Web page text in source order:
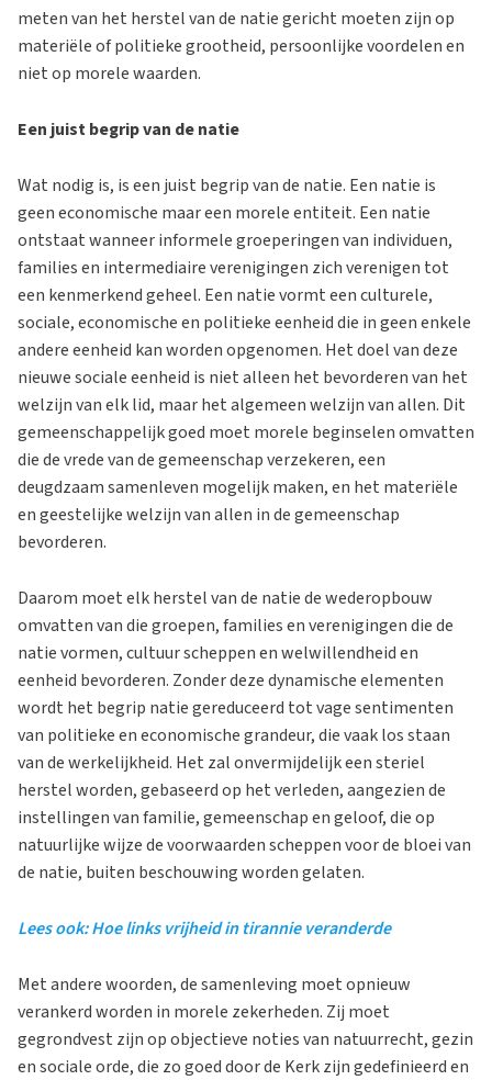
meten van het herstel van de natie gericht moeten zijn op
materiële of politieke grootheid, persoonlijke voordelen en
niet op morele waarden.
Een juist begrip van de natie
Wat nodig is, is een juist begrip van de natie. Een natie is
geen economische maar een morele entiteit. Een natie
ontstaat wanneer informele groeperingen van individuen,
families en intermediaire verenigingen zich verenigen tot
een kenmerkend geheel. Een natie vormt een culturele,
sociale, economische en politieke eenheid die in geen enkele
andere eenheid kan worden opgenomen. Het doel van deze
nieuwe sociale eenheid is niet alleen het bevorderen van het
welzijn van elk lid, maar het algemeen welzijn van allen. Dit
gemeenschappelijk goed moet morele beginselen omvatten
die de vrede van de gemeenschap verzekeren, een
deugdzaam samenleven mogelijk maken, en het materiële
en geestelijke welzijn van allen in de gemeenschap
bevorderen.
Daarom moet elk herstel van de natie de wederopbouw
omvatten van die groepen, families en verenigingen die de
natie vormen, cultuur scheppen en welwillendheid en
eenheid bevorderen. Zonder deze dynamische elementen
wordt het begrip natie gereduceerd tot vage sentimenten
van politieke en economische grandeur, die vaak los staan
van de werkelijkheid. Het zal onvermijdelijk een steriel
herstel worden, gebaseerd op het verleden, aangezien de
instellingen van familie, gemeenschap en geloof, die op
natuurlijke wijze de voorwaarden scheppen voor de bloei van
de natie, buiten beschouwing worden gelaten.
Lees ook: Hoe links vrijheid in tirannie veranderde
Met andere woorden, de samenleving moet opnieuw
verankerd worden in morele zekerheden. Zij moet
gegrondvest zijn op objectieve noties van natuurrecht, gezin
en sociale orde, die zo goed door de Kerk zijn gedefinieerd en